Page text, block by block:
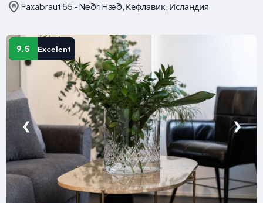
Faxabraut 55 - Neðri Hæð, Кефлавик, Исландия
9.5 Excelent
❮ ❯